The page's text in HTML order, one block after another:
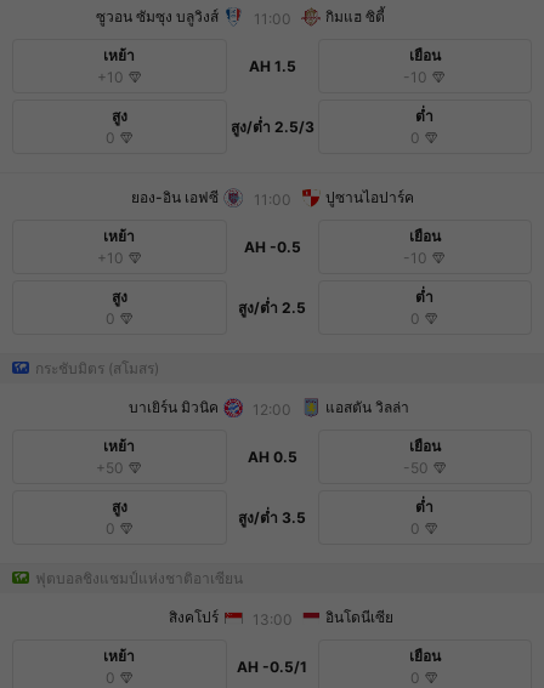
ซูวอน ซัมซุง บลูวิงส์ 11:00 กิมแฮ ซิตี้
เหย้า
+10
AH 1.5
เยือน
-10
สูง
0
สูง/ต่ำ 2.5/3
ต่ำ
0
ยอง-อิน เอฟซี 11:00 ปูซานไอปาร์ค
เหย้า
+10
AH -0.5
เยือน
-10
สูง
0
สูง/ต่ำ 2.5
ต่ำ
0
กระชับมิตร (สโมสร)
บาเยิร์น มิวนิค 12:00 แอสตัน วิลล่า
เหย้า
+50
AH 0.5
เยือน
-50
สูง
0
สูง/ต่ำ 3.5
ต่ำ
0
ฟุตบอลชิงแชมป์แห่งชาติอาเซียน
สิงคโปร์ 13:00 อินโดนีเซีย
เหย้า
0
AH -0.5/1
เยือน
0